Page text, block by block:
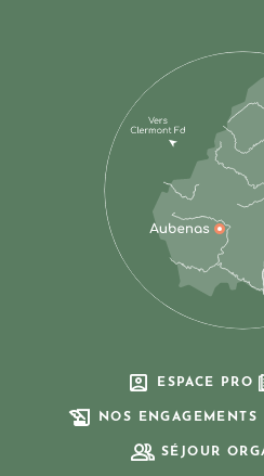
ESPACE PRO
NOS ENGAGEMENTS
SÉJOUR